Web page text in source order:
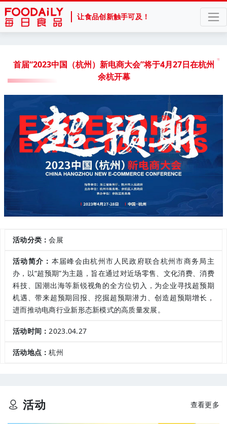
让食品创新触手可及！
首届“2023中国（杭州）新电商大会”将于4月27日在杭州
余杭开幕
活动分类：会展
活动简介： 本届峰会由杭州市人民政府联合杭州市商务局主
办，以“超预期”为主题，旨在通过对近场零售、文化消费、消费
科技、国潮出海等新锐视角的全方位切入，为企业寻找超预期
机遇、带来超预期回报、挖掘超预期潜力、创造超预期增长，
进而推动电商行业新形态新模式的高质量发展。
活动时间：2023.04.27
活动地点：杭州
活动 查看更多